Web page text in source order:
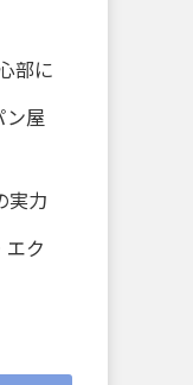
部に
ン屋
実力
エク